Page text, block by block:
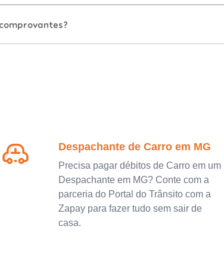
Despachante de Carro em MG
Precisa pagar débitos de Carro em um
Despachante em MG? Conte com a
parceria do Portal do Trânsito com a
Zapay para fazer tudo sem sair de
casa.